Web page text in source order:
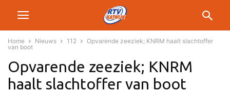
Home Nieuws 112
Opvarende zeeziek; KNRM haalt slachtoffer
van boot
Opvarende zeeziek; KNRM
haalt slachtoffer van boot